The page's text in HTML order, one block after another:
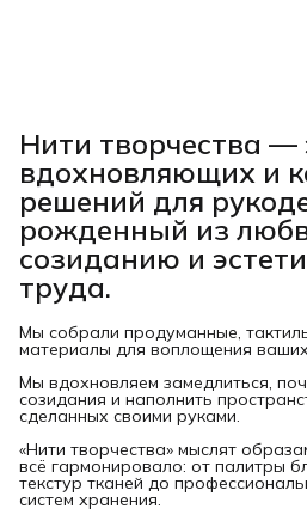
Нити творчества —
вдохновляющих и
решений для
рожденный из
созиданию и
труда.
Мы собрали продуманные,
материалы для воплощения
Мы вдохновляем замедлиться,
созидания и наполнить
сделанных своими руками.
«Нити творчества» мыслят
всё гармонировало: от палитры
текстур тканей до
систем хранения.